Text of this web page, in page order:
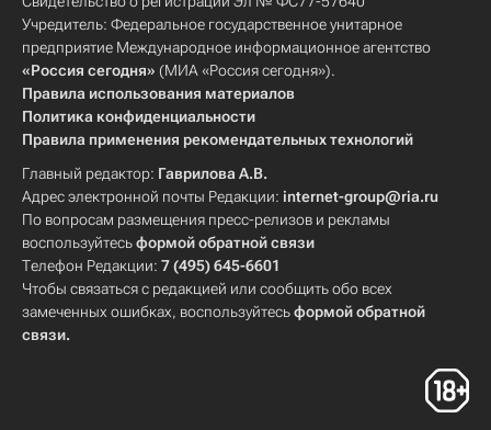
Учредитель: Федеральное государственное унитарное
предприятие Международное информационное агентство
«Россия сегодня» (МИА «Россия сегодня»).
Правила использования материалов
Политика конфиденциальности
Правила применения рекомендательных технологий
Главный редактор: Гаврилова А.В.
Адрес электронной почты Редакции: internet-group@ria.ru
По вопросам размещения пресс-релизов и рекламы
воспользуйтесьформой обратной связи
Телефон Редакции: 7 (495) 645-6601
Чтобы связаться с редакцией или сообщить обо всех
замеченных ошибках, воспользуйтесьформой обратной
связи.